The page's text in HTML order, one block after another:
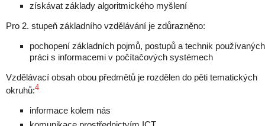
získávat základy algoritmického myšlení
Pro 2. stupeň základního vzdělávání je zdůrazněno:
pochopení základních pojmů, postupů a technik
práci s informacemi v počítačových systémech
Vzdělávací obsah obou předmětů je rozdělen do pěti tematických
okruhů:4
informace kolem nás